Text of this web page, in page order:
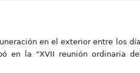
en el exterior entre los
en la “XVII reunión ordinaria